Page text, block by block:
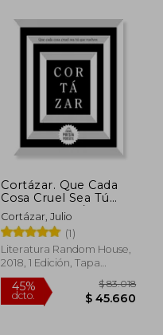
45%
dcto.
Cortázar. Que Cada
Cosa Cruel Sea Tú
Que Vuelves / May
You Return to My Life
with Every Misfortune
Cortázar, Julio
(1)
Literatura Random House,
2018, 1 Edición, Tapa
Blanda, Nuevo